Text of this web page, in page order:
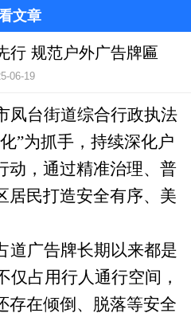
行 规范户外广告牌匾
06-19
凤台街道综合行政执法
”为抓手，持续深化户
动，通过精准治理、普
居民打造安全有序、美
道广告牌长期以来都是
仅占用行人通行空间，
存在倾倒、脱落等安全
文章